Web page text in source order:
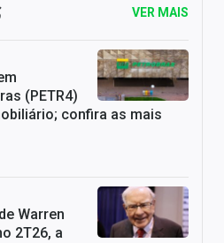
VER MAIS
(PETR4)
confira as mais
Warren
2T26, a